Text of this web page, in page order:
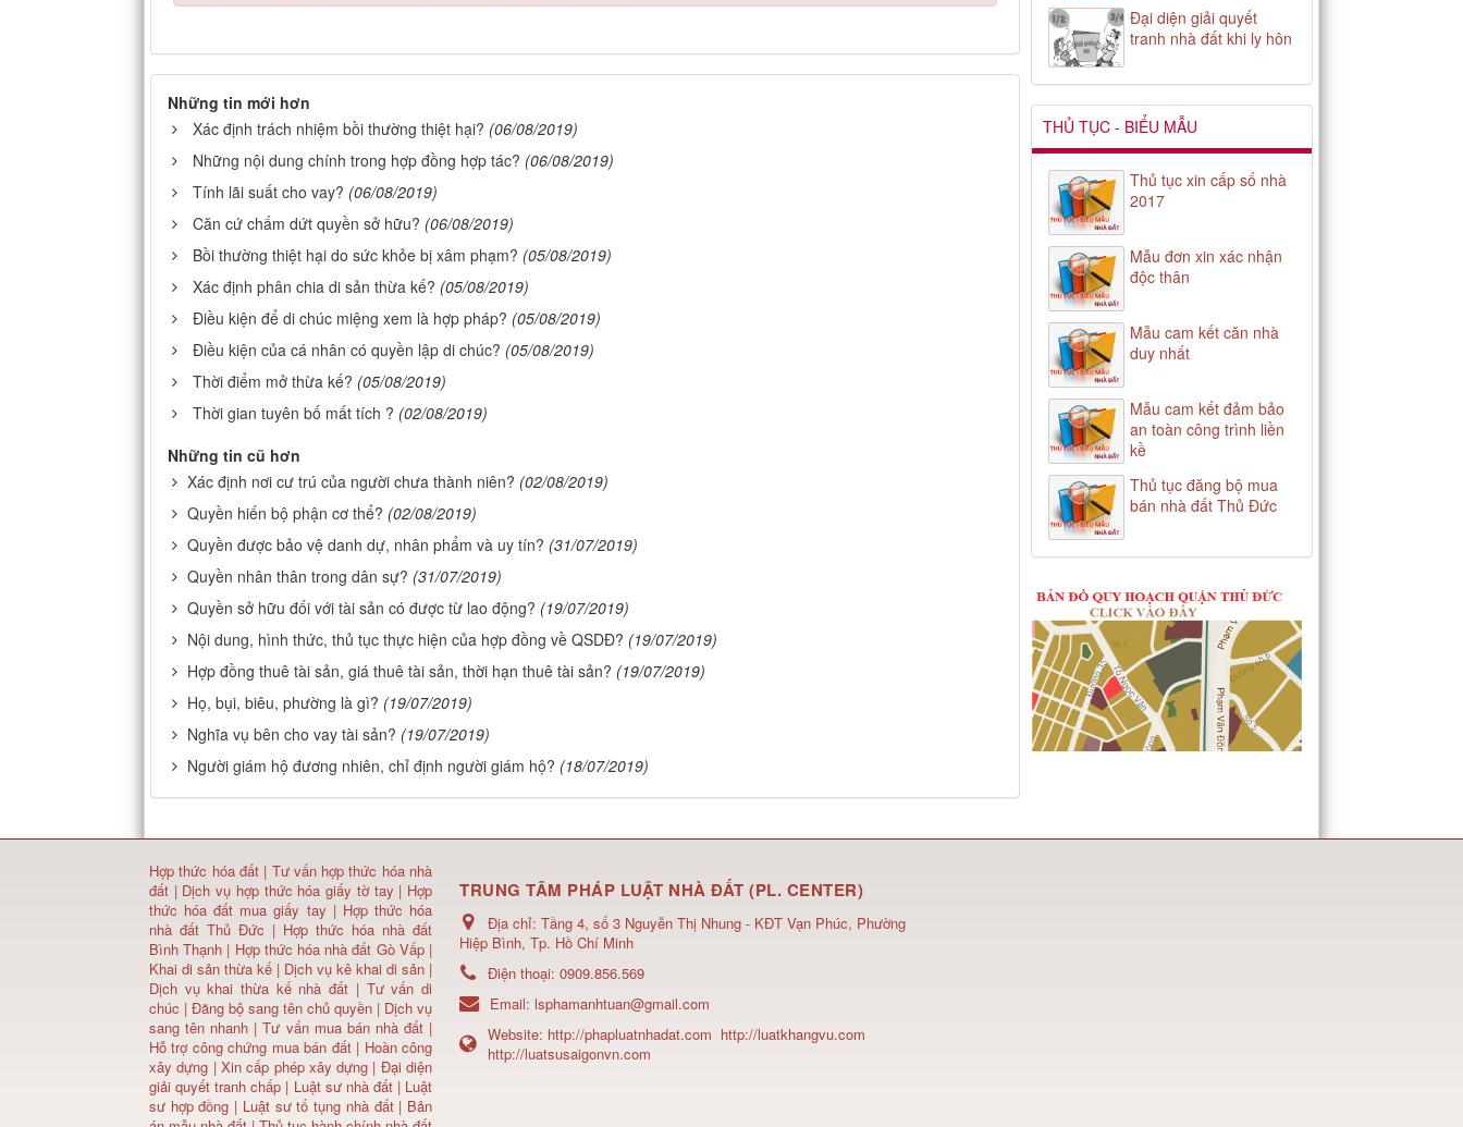
Những tin mới hơn
Xác định trách nhiệm bồi thường thiệt hại? (06/08/2019)
Những nội dung chính trong hợp đồng hợp tác? (06/08/2019)
Tính lãi suất cho vay? (06/08/2019)
Căn cứ chấm dứt quyền sở hữu? (06/08/2019)
Bồi thường thiệt hại do sức khỏe bị xâm phạm? (05/08/2019)
Xác định phân chia di sản thừa kế? (05/08/2019)
Điều kiện để di chúc miệng xem là hợp pháp? (05/08/2019)
Điều kiện của cá nhân có quyền lập di chúc? (05/08/2019)
Thời điểm mở thừa kế? (05/08/2019)
Thời gian tuyên bố mất tích ? (02/08/2019)
Những tin cũ hơn
Xác định nơi cư trú của người chưa thành niên? (02/08/2019)
Quyền hiến bộ phận cơ thể? (02/08/2019)
Quyền được bảo vệ danh dự, nhân phẩm và uy tín? (31/07/2019)
Quyền nhân thân trong dân sự? (31/07/2019)
Quyền sở hữu đối với tài sản có được từ lao động? (19/07/2019)
Nội dung, hình thức, thủ tục thực hiện của hợp đồng về QSDĐ? (19/07/2019)
Hợp đồng thuê tài sản, giá thuê tài sản, thời hạn thuê tài sản? (19/07/2019)
Họ, bụi, biêu, phường là gì? (19/07/2019)
Nghĩa vụ bên cho vay tài sản? (19/07/2019)
Người giám hộ đương nhiên, chỉ định người giám hộ? (18/07/2019)
Đại diện giải quyết
tranh nhà đất khi ly hôn
THỦ TỤC - BIỂU MẪU
Thủ tục xin cấp số nhà
2017
Mẫu đơn xin xác nhận
độc thân
Mẫu cam kết căn nhà
duy nhất
Mẫu cam kết đảm bảo
an toàn công trình liền
kề
Thủ tục đăng bộ mua
bán nhà đất Thủ Đức
Hợp thức hóa đất| Tư vấn hợp thức hóa nhà
đất | Dịch vụ hợp thức hóa giấy tờ tay | Hợp
thức hóa đất mua giấy tay | Hợp thức hóa
nhà đất Thủ Đức | Hợp thức hóa nhà đất
Bình Thạnh | Hợp thức hóa nhà đất Gò Vấp|
Khai di sản thừa kế | Dịch vụ kê khai di sản |
Dịch vụ khai thừa kế nhà đất | Tư vấn di
chúc | Đăng bộ sang tên chủ quyền | Dịch vụ
sang tên nhanh |Tư vấn mua bán nhà đất |
Hỗ trợ công chứng mua bán đất | Hoàn công
xây dựng | Xin cấp phép xây dựng | Đại diện
giải quyết tranh chấp | Luật sư nhà đất| Luật
sư hợp đồng | Luật sư tố tụng nhà đất | Bản
TRUNG TÂM PHÁP LUẬT NHÀ ĐẤT (PL. CENTER)
Địa chỉ: Tầng 4, số 3 Nguyễn Thị Nhung - KĐT Vạn Phúc, Phường
Hiệp Bình, Tp. Hồ Chí Minh
Điện thoại: 0909.856.569
Email: lsphamanhtuan@gmail.com
Website: http://phapluatnhadat.com http://luatkhangvu.com
http://luatsusaigonvn.com